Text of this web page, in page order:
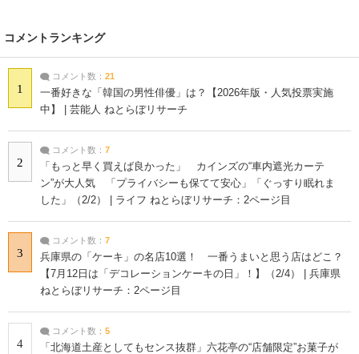
コメントランキング
1
コメント数： 21
一番好きな「韓国の男性俳優」は？【2026年版・人気投票実施
中】 | 芸能人 ねとらぼリサーチ
2
コメント数： 7
「もっと早く買えば良かった」 カインズの“車内遮光カーテ
ン”が大人気 「プライバシーも保てて安心」「ぐっすり眠れま
した」（2/2） | ライフ ねとらぼリサーチ：2ページ目
3
コメント数： 7
兵庫県の「ケーキ」の名店10選！ 一番うまいと思う店はどこ？
【7月12日は「デコレーションケーキの日」！】（2/4） | 兵庫県
ねとらぼリサーチ：2ページ目
4
コメント数： 5
「北海道土産としてもセンス抜群」六花亭の“店舗限定”お菓子が